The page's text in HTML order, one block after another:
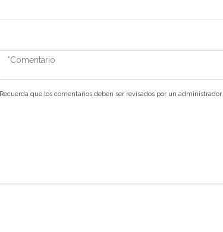
*Comentario
Recuerda que los comentarios deben ser revisados por un administrador.